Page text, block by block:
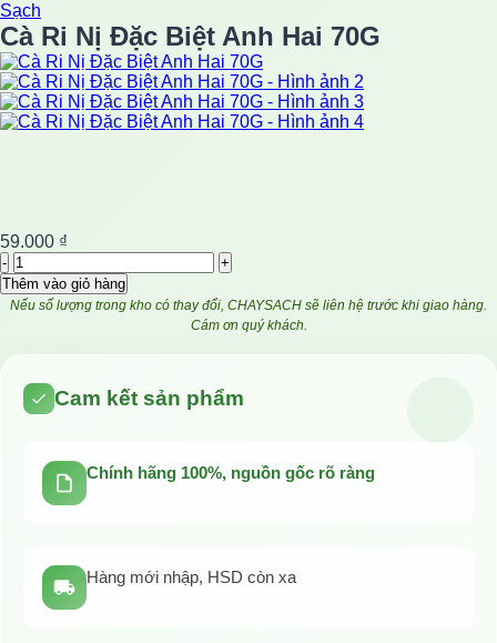
Sạch
Cà Ri Nị Đặc Biệt Anh Hai 70G
59.000 ₫
Cà
Ri
Nị
Anh
Hai
70G
số
Thêm vào giỏ hàng
Nếu số lượng trong kho có thay đổi, CHAYSACH sẽ liên hệ trước khi giao hàng.
Cám ơn quý khách.
Cam kết sản phẩm
Chính hãng 100%, nguồn gốc rõ ràng
Hàng mới nhập, HSD còn xa